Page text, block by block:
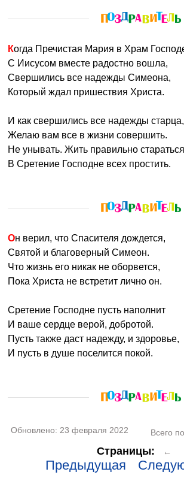
Когда Пречистая Мария в Храм
С Иисусом вместе радостно вошла,
Свершились все надежды Симеона,
Который ждал пришествия Христа.
И как свершились все надежды старца,
Желаю вам все в жизни совершить.
Не унывать. Жить правильно
В Сретение Господне всех простить.
Он верил, что Спасителя дождется,
Святой и благоверный Симеон.
Что жизнь его никак не оборвется,
Пока Христа не встретит лично он.
Сретение Господне пусть наполнит
И ваше сердце верой, добротой.
Пусть также даст надежду, и здоровье,
И пусть в душе поселится покой.
Обновлено: 23 февраля 2022 Всего
Страницы: ←
Предыдущая